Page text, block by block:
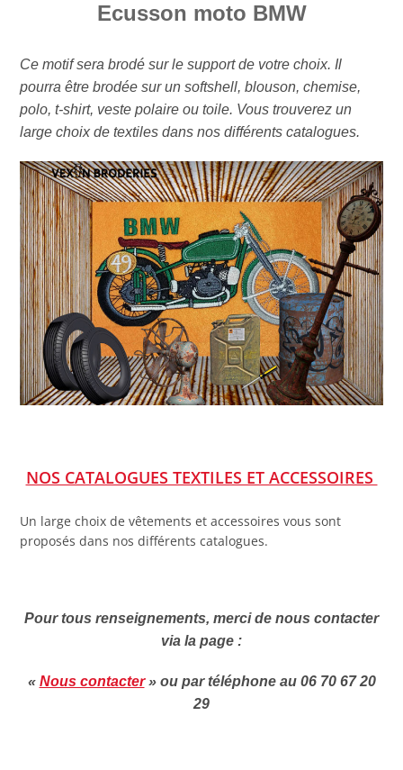
Ecusson moto BMW
Ce motif sera brodé sur le support de votre choix. Il
pourra être brodée sur un softshell, blouson, chemise,
polo, t-shirt, veste polaire ou toile. Vous trouverez un
large choix de textiles dans nos différents catalogues.
NOS CATALOGUES TEXTILES ET ACCESSOIRES
Un large choix de vêtements et accessoires vous sont
proposés dans nos différents catalogues.
Pour tous renseignements, merci de nous contacter
via la page :
« Nous contacter» ou par téléphone au 06 70 67 20
29